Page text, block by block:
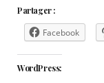
Partager :
Facebook
WordPress: